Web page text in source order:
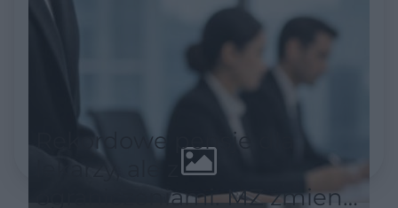
Rekordowe pensje dla
ograniczeniami. MZ zmienia